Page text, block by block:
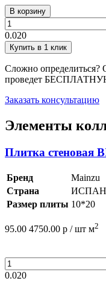
В корзину
0.020
Купить в 1 клик
Сложно определиться?
проведет
Заказать консультацию
Элементы
Плитка стеновая
Бренд
Mainzu
Страна
Размер плиты 10*20
95.00 4750.00 р / шт м2
0.020